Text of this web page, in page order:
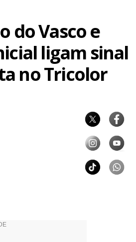
do Vasco e
ligam sinal
no Tricolor